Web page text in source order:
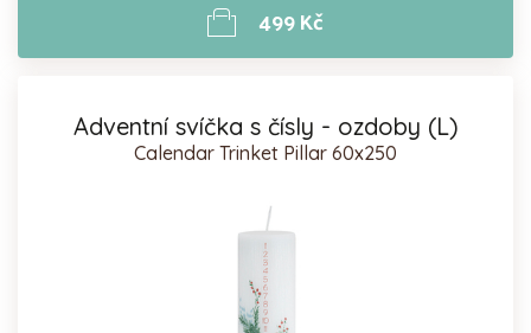
499 Kč
Adventní svíčka s čísly - ozdoby (L)
Calendar Trinket Pillar 60x250